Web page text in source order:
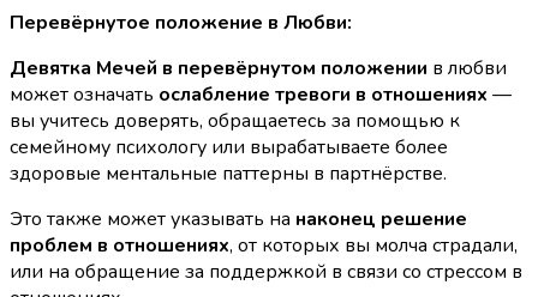
Перевёрнутое положение в Любви:
Девятка Мечей в перевёрнутом положении в любви
может означать ослабление тревоги в отношениях —
вы учитесь доверять, обращаетесь за помощью к
семейному психологу или вырабатываете более
здоровые ментальные паттерны в партнёрстве.
Это также может указывать на наконец решение
проблем в отношениях, от которых вы молча страдали,
или на обращение за поддержкой в связи со стрессом в